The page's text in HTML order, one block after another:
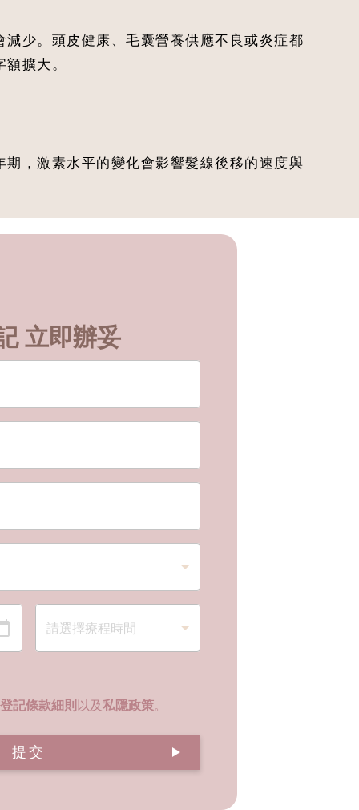
少。頭皮健康、毛囊營養供應不良或炎症都
擴大。
，激素水平的變化會影響髮線後移的速度與
立即辦妥
登記條款細則 以及私隱政策。
提交